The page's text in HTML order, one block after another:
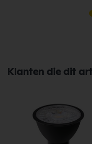
Klanten die dit